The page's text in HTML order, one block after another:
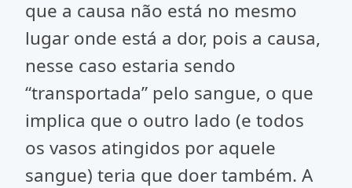
que a causa não está no mesmo
lugar onde está a dor, pois a causa,
nesse caso estaria sendo
“transportada” pelo sangue, o que
implica que o outro lado (e todos
os vasos atingidos por aquele
sangue) teria que doer também. A